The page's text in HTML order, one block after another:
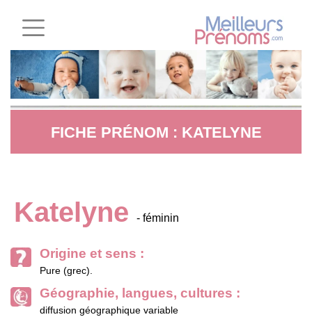
FICHE PRÉNOM : KATELYNE
Katelyne - féminin
Origine et sens :
Pure (grec).
Géographie, langues, cultures :
diffusion géographique variable